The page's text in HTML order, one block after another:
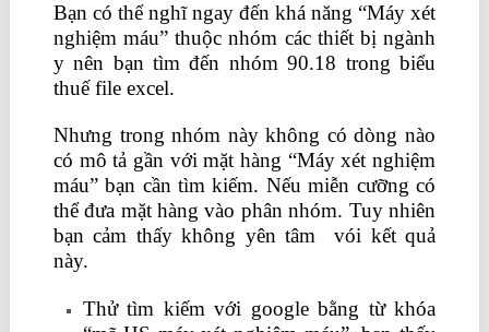
Bạn có thể nghĩ ngay đến khá năng “Máy xét
nghiệm máu” thuộc nhóm các thiết bị ngành
y nên bạn tìm đến nhóm 90.18 trong biểu
thuế file excel.
Nhưng trong nhóm này không có dòng nào
có mô tả gần với mặt hàng “Máy xét nghiệm
máu” bạn cần tìm kiếm. Nếu miễn cưỡng có
thể đưa mặt hàng vào phân nhóm. Tuy nhiên
bạn cảm thấy không yên tâm vói kết quả
này.
Thử tìm kiếm với google bằng từ khóa